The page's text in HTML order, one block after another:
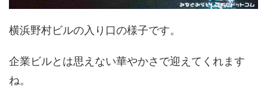
横浜野村ビルの入り口の様子です。
企業ビルとは思えない華やかさで迎えてくれます
ね。